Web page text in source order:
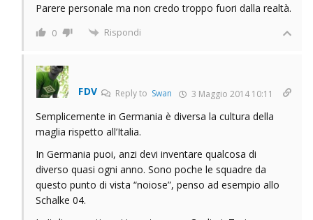
Parere personale ma non credo troppo fuori dalla realtà.
0 Rispondi
FDV Reply to Swan 3 Maggio 2014 10:11
Semplicemente in Germania è diversa la cultura della
maglia rispetto all’Italia.
In Germania puoi, anzi devi inventare qualcosa di
diverso quasi ogni anno. Sono poche le squadre da
questo punto di vista “noiose”, penso ad esempio allo
Schalke 04.